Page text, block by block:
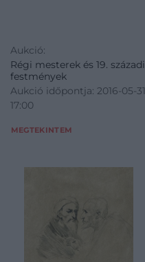
Aukció:
Régi mesterek és 19. századi
festmények
Aukció időpontja: 2016-05-31
17:00
MEGTEKINTEM